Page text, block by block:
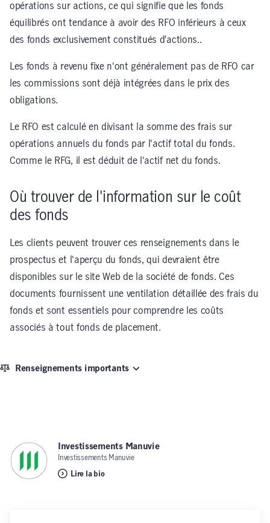
opérations sur actions, ce qui signifie que les fonds
équilibrés ont tendance à avoir des RFO inférieurs à ceux
des fonds exclusivement constitués d’actions..
Les fonds à revenu fixe n'ont généralement pas de RFO car
les commissions sont déjà intégrées dans le prix des
obligations.
Le RFO est calculé en divisant la somme des frais sur
opérations annuels du fonds par l'actif total du fonds.
Comme le RFG, il est déduit de l'actif net du fonds.
Où trouver de l'information sur le coût
des fonds
Les clients peuvent trouver ces renseignements dans le
prospectus et l'aperçu du fonds, qui devraient être
disponibles sur le site Web de la société de fonds. Ces
documents fournissent une ventilation détaillée des frais du
fonds et sont essentiels pour comprendre les coûts
associés à tout fonds de placement.
Renseignements importants
Investissements Manuvie,
Investissements Manuvie
Lire la bio